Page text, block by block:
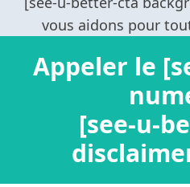
Appeler le
[see-u-